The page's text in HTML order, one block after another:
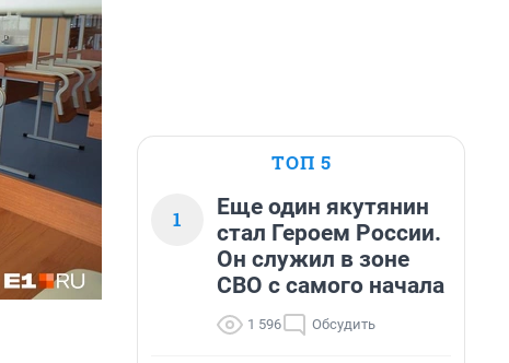
ТОП 5
1
Еще один якутянин
стал Героем России.
Он служил в зоне
СВО с самого начала
1 596 Обсудить